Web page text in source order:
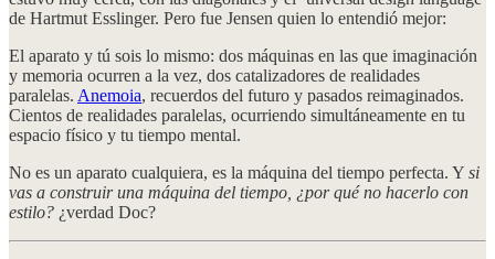
de Hartmut Esslinger. Pero fue Jensen quien lo entendió mejor:
El aparato y tú sois lo mismo: dos máquinas en las que imaginación
y memoria ocurren a la vez, dos catalizadores de realidades
paralelas. Anemoia, recuerdos del futuro y pasados reimaginados.
Cientos de realidades paralelas, ocurriendo simultáneamente en tu
espacio físico y tu tiempo mental.
No es un aparato cualquiera, es la máquina del tiempo perfecta. Y si
vas a construir una máquina del tiempo, ¿por qué no hacerlo con
estilo? ¿verdad Doc?